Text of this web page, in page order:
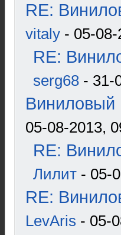
RE:
vitaly - 05-
RE:
serg68 - 31-
Виниловый
05-08-2013,
RE:
Лилит - 05-
RE:
LevAris - 05-